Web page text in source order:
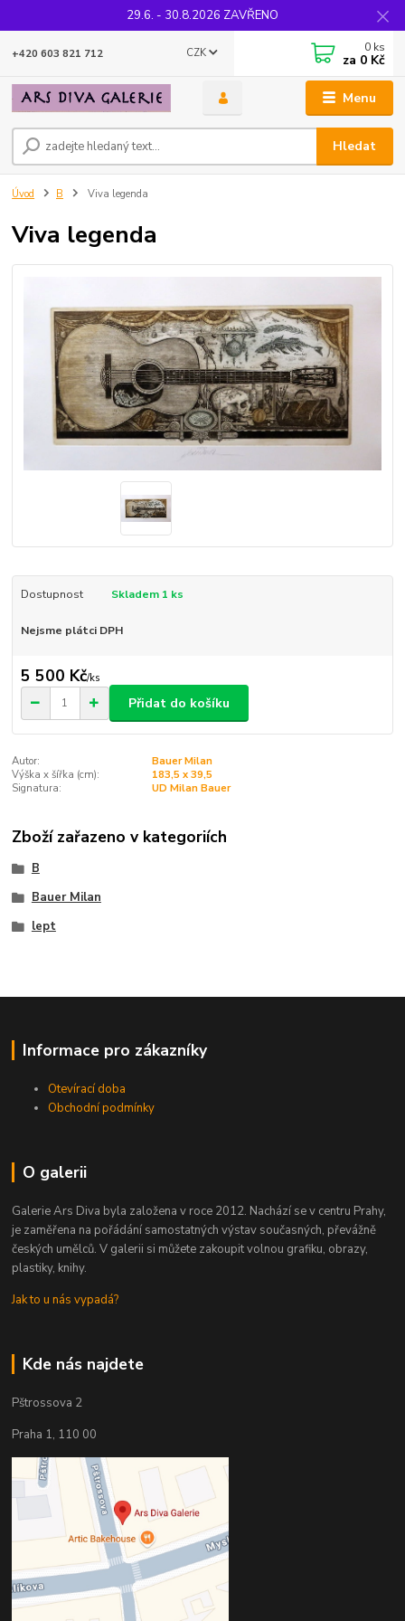
29.6. - 30.8.2026 ZAVŘENO
Menu
CZK
Hledat
+420 603 821 712 0 ks
za 0 Kč
Úvod B Viva legenda
Viva legenda
Dostupnost Skladem 1 ks
Nejsme plátci DPH
5 500 Kč/ks
Přidat do košíku
Autor:
Bauer Milan
Výška x šířka (cm):
183,5 x 39,5
Signatura:
UD Milan Bauer
Zboží zařazeno v kategoriích
B
Bauer Milan
lept
Informace pro zákazníky
Otevírací doba
Obchodní podmínky
O galerii
Galerie Ars Diva byla založena v roce 2012. Nachází se v centru Prahy,
je zaměřena na pořádání samostatných výstav současných, převážně
českých umělců. V galerii si můžete zakoupit volnou grafiku, obrazy,
plastiky, knihy.
Jak to u nás vypadá?
Kde nás najdete
Pštrossova 2
Praha 1, 110 00